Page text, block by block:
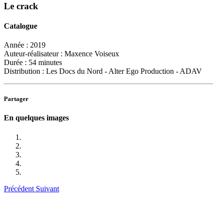
Le crack
Catalogue
Année : 2019
Auteur-réalisateur : Maxence Voiseux
Durée : 54 minutes
Distribution : Les Docs du Nord - Alter Ego Production - ADAV
Partager
En quelques images
Précédent Suivant